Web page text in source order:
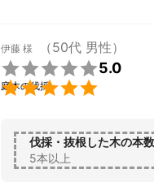
こんなに素敵な金井様をも
長野県を訪れた際は、また写
本当にかけがえのない時間
ら、あの素晴らしいひととき
金井様の今後のますますのご
伊藤 様 （50代 男性）


5.0
庭木の伐採
伐採・抜根した木の本数
5本以上